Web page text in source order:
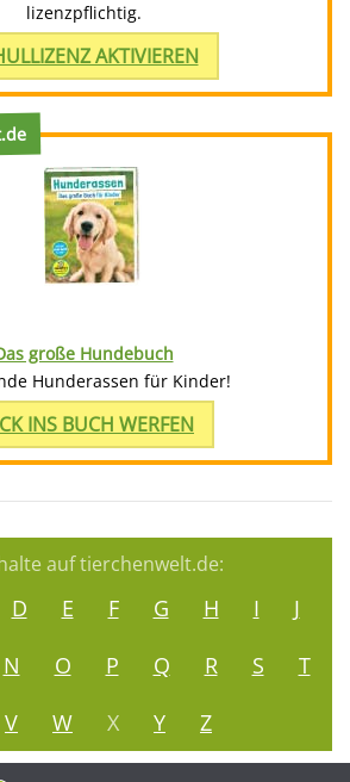
lizenzpflichtig.
AKTIVIEREN
große Hundebuch
Hunderassen für Kinder!
INS BUCH WERFEN
auf tierchenwelt.de:
D E F G H I
J
N O P Q R S
T
V W X Y Z